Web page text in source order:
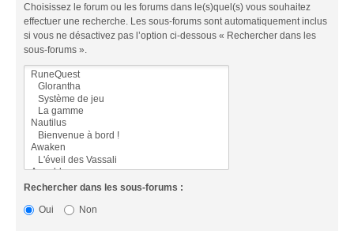
Choisissez le forum ou les forums dans le(s)quel(s) vous souhaitez
effectuer une recherche. Les sous-forums sont automatiquement inclus
si vous ne désactivez pas l’option ci-dessous « Rechercher dans les
sous-forums ».
Rechercher dans les sous-forums :
Oui
Non